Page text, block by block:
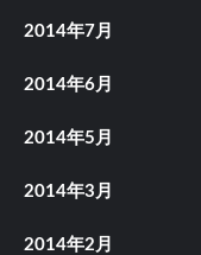
2014年7月
2014年6月
2014年5月
2014年3月
2014年2月